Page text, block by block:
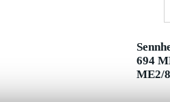
694
ME2/